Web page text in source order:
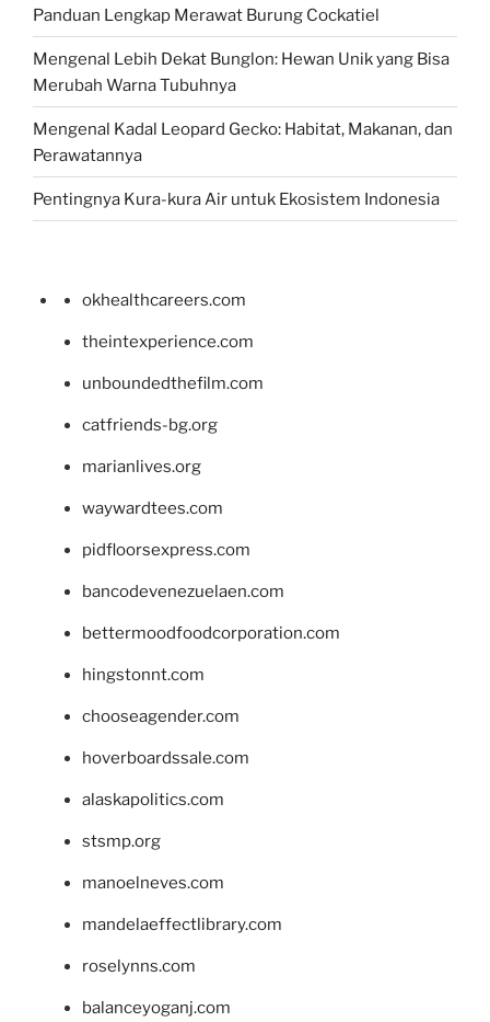
Panduan Lengkap Merawat Burung Cockatiel
Mengenal Lebih Dekat Bunglon: Hewan Unik yang Bisa
Merubah Warna Tubuhnya
Mengenal Kadal Leopard Gecko: Habitat, Makanan, dan
Perawatannya
Pentingnya Kura-kura Air untuk Ekosistem Indonesia
okhealthcareers.com
theintexperience.com
unboundedthefilm.com
catfriends-bg.org
marianlives.org
waywardtees.com
pidfloorsexpress.com
bancodevenezuelaen.com
bettermoodfoodcorporation.com
hingstonnt.com
chooseagender.com
hoverboardssale.com
alaskapolitics.com
stsmp.org
manoelneves.com
mandelaeffectlibrary.com
roselynns.com
balanceyoganj.com